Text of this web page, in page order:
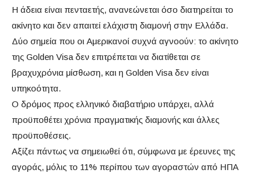
Η άδεια είναι πενταετής, ανανεώνεται όσο διατηρείται το
ακίνητο και δεν απαιτεί ελάχιστη διαμονή στην Ελλάδα.
Δύο σημεία που οι Αμερικανοί συχνά αγνοούν: το ακίνητο
της Golden Visa δεν επιτρέπεται να διατίθεται σε
βραχυχρόνια μίσθωση, και η Golden Visa δεν είναι
υπηκοότητα.
Ο δρόμος προς ελληνικό διαβατήριο υπάρχει, αλλά
προϋποθέτει χρόνια πραγματικής διαμονής και άλλες
προϋποθέσεις.
Αξίζει πάντως να σημειωθεί ότι, σύμφωνα με έρευνες της
αγοράς, μόλις το 11% περίπου των αγοραστών από ΗΠΑ